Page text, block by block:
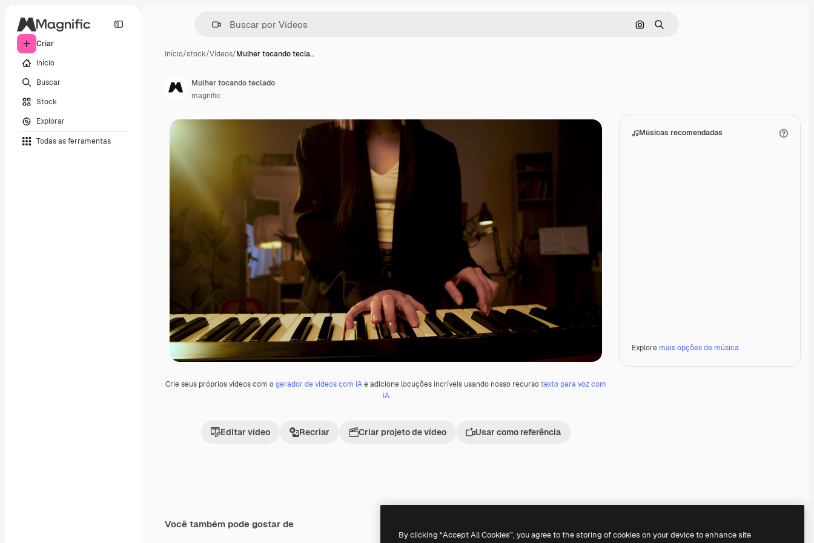
Criar
Início
Buscar
Stock
Explorar
Todas as ferramentas
Pesquisar por imagem
Buscar
Início/stock/Vídeos/Mulher tocando tecla…
Crie seus próprios vídeos com ogerador de vídeos com IAe adicione locuções incríveis usando nosso recursotexto para voz com
IA
Editar vídeo Recriar Criar projeto de vídeo Usar como referência
Músicas recomendadas
Explore mais opções de música
Mulher tocando teclado
magnific
Você também pode gostar de
Premium
Premium Premium
Premium
By clicking “Accept All Cookies”, you agree to the storing of cookies on your device to enhance site